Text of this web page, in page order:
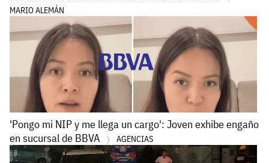
MARIO ALEMÁN
'Pongo mi NIP y me llega un cargo': Joven exhibe engaño
en sucursal de BBVA
AGENCIAS